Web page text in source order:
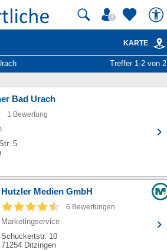
KARTE
Treffer 1-2 von 2
Bad Urach
1 Bewertung
5
Hutzler Medien GmbH
6 Bewertungen
Marketingservice
Schuckertstr. 10
71254 Ditzingen